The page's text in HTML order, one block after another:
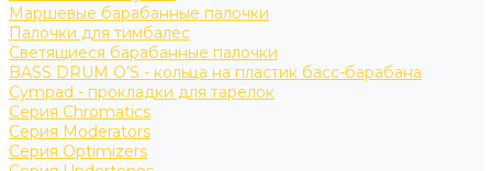
Маршевые барабанные палочки
Палочки для тимбалес
Светящиеся барабанные палочки
BASS DRUM O’S - кольца на пластик басс-барабана
Cympad - прокладки для тарелок
Серия Chromatics
Серия Moderators
Серия Optimizers